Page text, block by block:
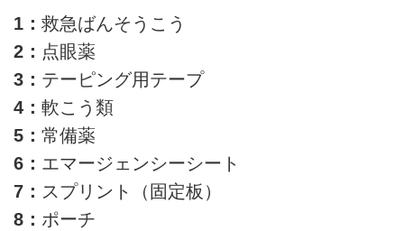
1： 救急ばんそうこう
2： 点眼薬
3： テーピング用テープ
4： 軟こう類
5： 常備薬
6： エマージェンシーシート
7： スプリント（固定板）
8： ポーチ